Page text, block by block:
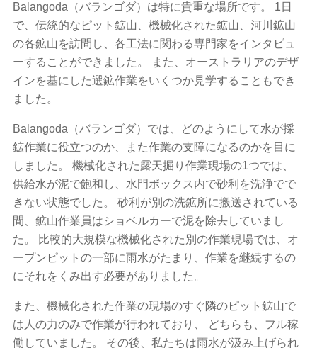
Balangoda（バランゴダ）は特に貴重な場所です。 1日
で、伝統的なピット鉱山、機械化された鉱山、河川鉱山
の各鉱山を訪問し、各工法に関わる専門家をインタビュ
ーすることができました。 また、オーストラリアのデザ
インを基にした選鉱作業をいくつか見学することもでき
ました。
Balangoda（バランゴダ）では、どのようにして水が採
鉱作業に役立つのか、また作業の支障になるのかを目に
しました。 機械化された露天掘り作業現場の1つでは、
供給水が泥で飽和し、水門ボックス内で砂利を洗浄でで
きない状態でした。 砂利が別の洗鉱所に搬送されている
間、鉱山作業員はショベルカーで泥を除去していまし
た。 比較的大規模な機械化された別の作業現場では、オ
ープンピットの一部に雨水がたまり、作業を継続するの
にそれをくみ出す必要がありました。
また、機械化された作業の現場のすぐ隣のピット鉱山で
は人の力のみで作業が行われており、 どちらも、フル稼
働していました。 その後、私たちは雨水が汲み上げられ